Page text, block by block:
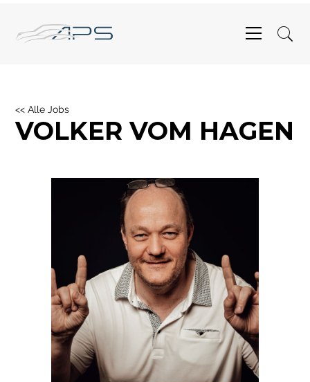
<< Alle Jobs
VOLKER VOM HAGEN